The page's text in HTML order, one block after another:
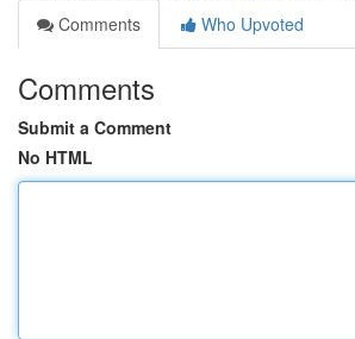
Comments
Who Upvoted
Comments
Submit a Comment
No HTML